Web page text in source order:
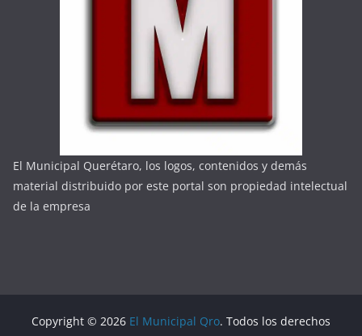
El Municipal Querétaro, los logos, contenidos y demás
material distribuido por este portal son propiedad intelectual
de la empresa
Copyright © 2026 El Municipal Qro. Todos los derechos